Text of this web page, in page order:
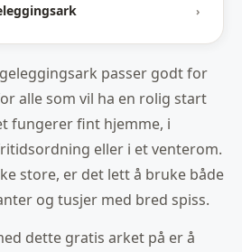
›
passer godt for
alle som vil ha en rolig start
fungerer fint hjemme, i
eller i et venterom.
store, er det lett å bruke både
og tusjer med bred spiss.
dette gratis arket på er å